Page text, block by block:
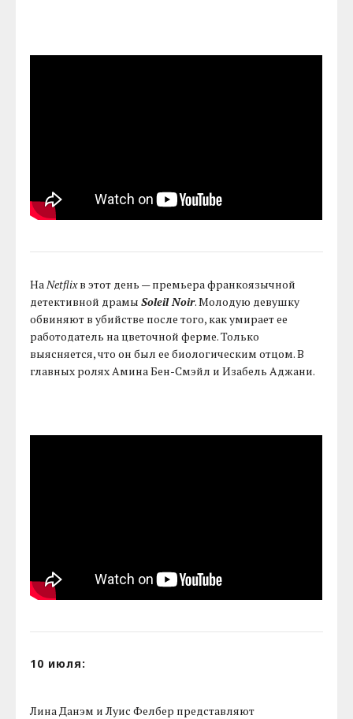
НаNetflixв этот день — премьера франкоязычной
детективной драмыSoleil Noir. Молодую девушку
обвиняют в убийстве после того, как умирает ее
работодатель на цветочной ферме. Только
выясняется, что он был ее биологическим отцом. В
главных ролях Амина Бен-Смэйл и Изабель Аджани.
10 июля:
Лина Данэм и Луис Фелбер представляют